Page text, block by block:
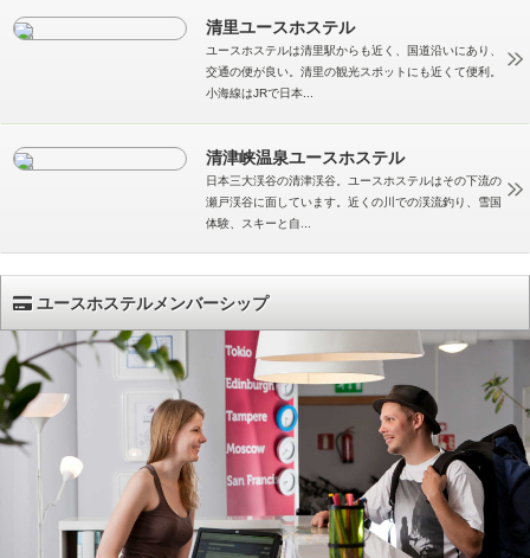
清里ユースホステル
ユースホステルは清里駅からも近く、国道沿いにあり、
交通の便が良い。清里の観光スポットにも近くて便利。
小海線はJRで日本...
清津峡温泉ユースホステル
日本三大渓谷の清津渓谷。ユースホステルはその下流の
瀬戸渓谷に面しています。近くの川での渓流釣り、雪国
体験、スキーと自...
ユースホステルメンバーシップ